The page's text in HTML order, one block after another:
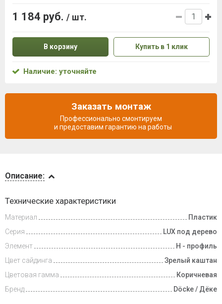
и оплата
Описание:
Технические характеристики
Материал
Пластик
Серия
LUX под дерево
Элемент
Н - профиль
Цвет сайдинга
Зрелый каштан
Цветовая гамма
Коричневая
Бренд
Döcke / Дёке
1 184 руб. / шт.
В корзину Купить в 1 клик
Наличие: уточняйте
Заказать монтаж
Профессионально смонтируем
и предоставим гарантию на работы